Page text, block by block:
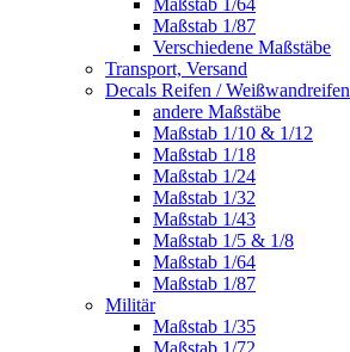
Maßstab 1/64
Maßstab 1/87
Verschiedene Maßstäbe
Transport, Versand
Decals Reifen / Weißwandreifen
andere Maßstäbe
Maßstab 1/10 & 1/12
Maßstab 1/18
Maßstab 1/24
Maßstab 1/32
Maßstab 1/43
Maßstab 1/5 & 1/8
Maßstab 1/64
Maßstab 1/87
Militär
Maßstab 1/35
Maßstab 1/72